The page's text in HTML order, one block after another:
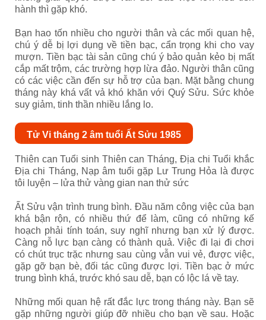
hành thì gặp khó.
Bạn hao tốn nhiều cho người thân và các mối quan hệ,
chú ý dễ bị lợi dụng về tiền bạc, cẩn trọng khi cho vay
mượn. Tiền bạc tài sản cũng chú ý bảo quản kẻo bị mất
cắp mất trộm, các trường hợp lừa đảo. Người thân cũng
có các việc cần đến sự hỗ trợ của bạn. Mặt bằng chung
tháng này khá vất vả khó khăn với Quý Sửu. Sức khỏe
suy giảm, tinh thần nhiều lắng lo.
Tử Vi tháng 2 âm tuổi Ất Sửu 1985
Thiên can Tuổi sinh Thiên can Tháng, Địa chi Tuổi khắc
Địa chi Tháng, Nạp âm tuổi gặp Lư Trung Hỏa là được
tôi luyện – lửa thử vàng gian nan thử sức
Ất Sửu vận trình trung bình. Đầu năm công việc của bạn
khá bận rộn, có nhiều thứ để làm, cũng có những kế
hoạch phải tính toán, suy nghĩ nhưng bạn xử lý được.
Càng nỗ lực bạn càng có thành quả. Việc đi lại đi chơi
có chút trục trặc nhưng sau cùng vẫn vui vẻ, được việc,
gặp gỡ bạn bè, đối tác cũng được lợi. Tiền bạc ở mức
trung bình khá, trước khó sau dễ, bạn có lộc lá về tay.
Những mối quan hệ rất đắc lực trong tháng này. Bạn sẽ
gặp những người giúp đỡ nhiều cho bạn về sau. Hoặc